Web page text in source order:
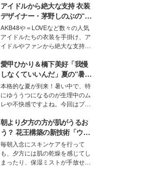
ションの完成度を高めるベースと
して、“髪そのものの美しさ”に改
めて注目する人が増えている様
子。今回は、そんな憧れの艶やか
な髪を日常で叶える、美容好きの
女性たちのヘアケア事情を紹介し
ます。
アイドルから絶大な支持 衣装
デザイナー・茅野しのぶの“可
愛い”を作る美学＜「シチズン
クロスシー」インタビュー＞
AKB48や＝LOVEなど数々の人気
アイドルたちの衣装を手掛け、ア
イドルやファンから絶大な支持を
取締役兼クリエイティブディレク
ター・茅野しのぶ。一人ひとりの
個性に寄り添い、魅力を引き出す
衣装作りは、多くの女性たちに勇
気と自信を与え続けている。
愛甲ひかり＆橋下美好「我慢
しなくていいんだ」夏の“暑さ
対策”の新しい選択肢とは？
本格的な夏が到来！暑い中で、特
にゆううつになるのが生理中のム
レや不快感ですよね。今回はプラ
モデル・愛甲ひかりさんと橋下美
好さんを迎えて本音で女子会トー
ク。猛暑のお出かけを快適に過ご
すヒントや、2人が感動した夏の
生理の新常識にも迫りました。
朝より夕方の方が肌がうるお
う？ 花王構築の新技術「ウォ
ーターキャプチャリングスキ
ン（捕水肌）」がスキンケア
の常識を変える予感
毎朝入念にスキンケアを行って
も、夕方には肌の乾燥を感じてし
まったり、保湿ミストが手放せな